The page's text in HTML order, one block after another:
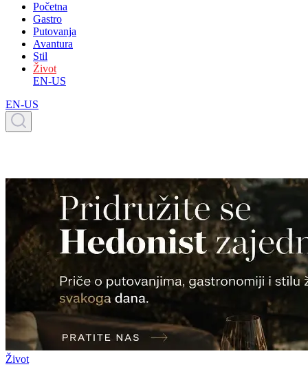
Početna
Gastro
Putovanja
Avantura
Stil
Život
EN-US
EN-US
Život